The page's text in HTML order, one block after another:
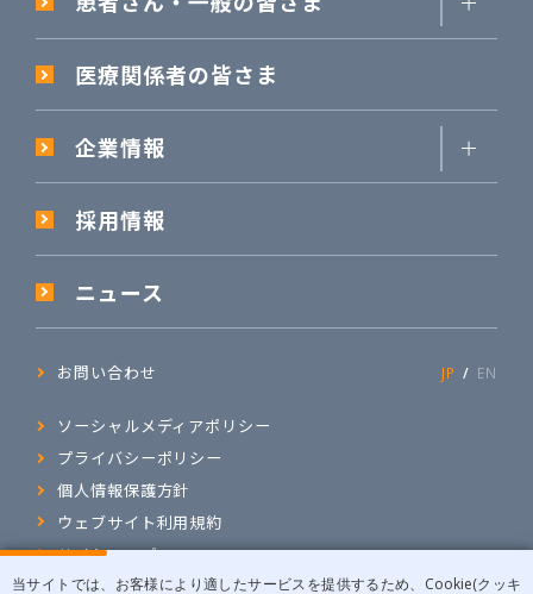
当サイトでは、お客様により適したサービスを提供するため、Cookie(クッキ
医療関係者の皆さま
企業情報
採用情報
ニュース
お問い合わせ JP EN
ソーシャルメディアポリシー
プライバシーポリシー
個人情報保護方針
ウェブサイト利用規約
サイトマップ